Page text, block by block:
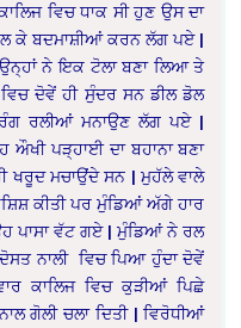
ਵਿਚ ਧਾਕ ਸੀ ਹੁਣ ਉਸ ਦਾ
ਕੇ ਬਦਮਾਸ਼ੀਆਂ ਕਰਨ ਲੱਗ ਪਏ |
ਨੇ ਇਕ ਟੋਲਾ ਬਣਾ ਲਿਆ ਤੇ
ਦੋਵੇਂ ਹੀ ਸੁੰਦਰ ਸਨ ਡੀਲ ਡੋਲ
ਰਲੀਆਂ ਮਨਾਉਣ ਲੱਗ ਪਏ |
ਪੜ੍ਹਾਈ ਦਾ ਬਹਾਨਾ ਬਣਾ
ਖਰੂਦ ਮਚਾਉਂਦੇ ਸਨ | ਮੁਹੱਲੇ ਵਾਲੇ
ਕੀਤੀ ਪਰ ਮੁੰਡਿਆਂ ਅੱਗੇ ਹਾਰ
ਪਾਸਾ ਵੱਟ ਗਏ | ਮੁੰਡਿਆਂ ਨੇ ਰਲ
ਨਾਲੀ ਵਿਚ ਪਿਆ ਹੁੰਦਾ ਦੋਵੇਂ
ਕਾਲਿਜ ਵਿਚ ਕੁੜੀਆਂ ਪਿਛੇ
ਗੋਲੀ ਚਲਾ ਦਿਤੀ | ਵਿਰੋਧੀਆਂ